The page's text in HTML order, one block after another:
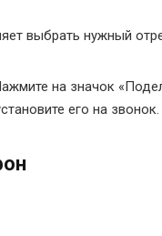
выбрать нужный
на значок
его на звонок.